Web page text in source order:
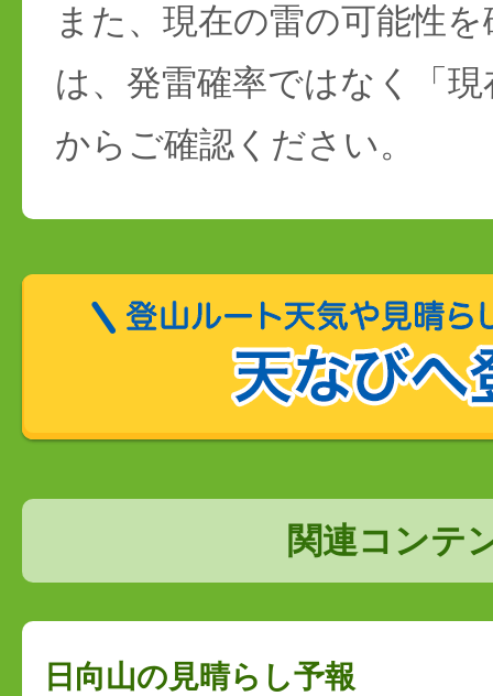
また、現在の雷の可能性
は、発雷確率ではなく「
からご確認ください。
関連コンテ
日向山の見晴らし予報